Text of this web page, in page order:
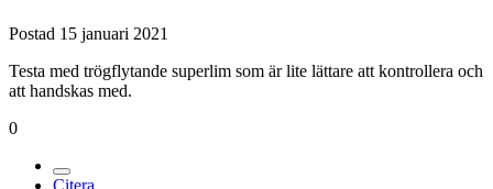
Postad 15 januari 2021
Testa med trögflytande superlim som är lite lättare att kontrollera och
att handskas med.
0